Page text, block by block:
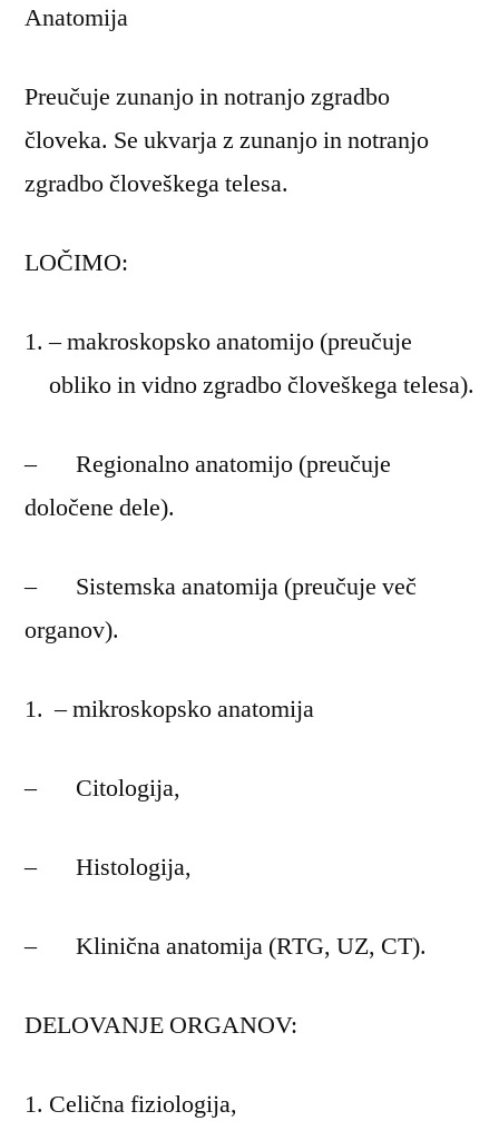
Anatomija
Preučuje zunanjo in notranjo zgradbo
človeka. Se ukvarja z zunanjo in notranjo
zgradbo človeškega telesa.
LOČIMO:
– makroskopsko anatomijo (preučuje
obliko in vidno zgradbo človeškega telesa).
– Regionalno anatomijo (preučuje
določene dele).
– Sistemska anatomija (preučuje več
organov).
– mikroskopsko anatomija
– Citologija,
– Histologija,
– Klinična anatomija (RTG, UZ, CT).
DELOVANJE ORGANOV:
Celična fiziologija,